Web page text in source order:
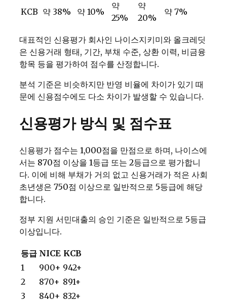
KCB 약 38% 약 10%
약
25%
약
20%
약 7%
대표적인 신용평가 회사인 나이스지키미와 올크레딧
은 신용거래 형태, 기간, 부채 수준, 상환 이력, 비금융
항목 등을 평가하여 점수를 산정합니다.
분석 기준은 비슷하지만 반영 비율에 차이가 있기 때
문에 신용점수에도 다소 차이가 발생할 수 있습니다.
신용평가 방식 및 점수표
신용평가 점수는 1,000점을 만점으로 하며, 나이스에
서는 870점 이상을 1등급 또는 2등급으로 평가합니
다. 이에 비해 부채가 거의 없고 신용거래가 적은 사회
초년생은 750점 이상으로 일반적으로 5등급에 해당
합니다.
정부 지원 서민대출의 승인 기준은 일반적으로 5등급
이상입니다.
등급 NICE KCB
1
900+ 942+
2
870+ 891+
3
840+ 832+